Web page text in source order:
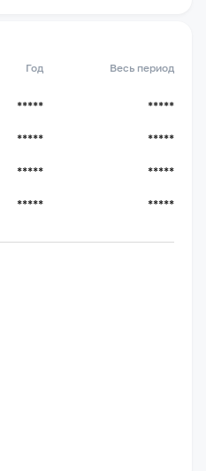
Год Весь период
***** *****
***** *****
***** *****
***** *****